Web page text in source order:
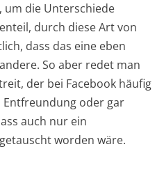
um die Unterschiede
durch diese Art von
dass das eine eben
So aber redet man
der bei Facebook häufig
oder gar
auch nur ein
worden wäre.